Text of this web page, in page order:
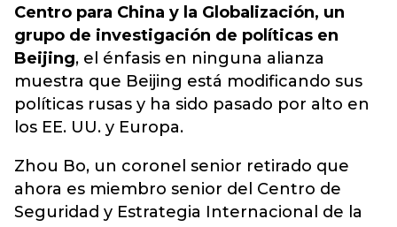
Centro para China y la Globalización, un
grupo de investigación de políticas en
Beijing, el énfasis en ninguna alianza
muestra que Beijing está modificando sus
políticas rusas y ha sido pasado por alto en
los EE. UU. y Europa.
Zhou Bo, un coronel senior retirado que
ahora es miembro senior del Centro de
Seguridad y Estrategia Internacional de la